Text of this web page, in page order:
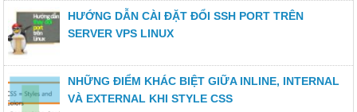
HƯỚNG DẪN CÀI ĐẶT ĐỔI SSH PORT TRÊN
SERVER VPS LINUX
NHỮNG ĐIỂM KHÁC BIỆT GIỮA INLINE, INTERNAL
VÀ EXTERNAL KHI STYLE CSS